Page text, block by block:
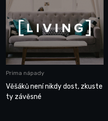
Prima nápady
Věšáků není nikdy dost, zkuste
ty závěsné